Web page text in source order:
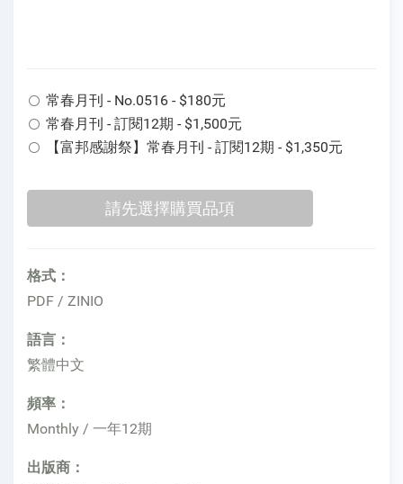
常春月刊 - No.0516 - $180元
常春月刊 - 訂閱12期 - $1,500元
【富邦感謝祭】常春月刊 - 訂閱12期 - $1,350元
格式：
PDF / ZINIO
語言：
繁體中文
頻率：
Monthly / 一年12期
出版商：